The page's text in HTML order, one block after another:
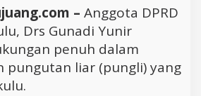
– Anggota DPRD
Drs Gunadi Yunir
penuh dalam
pungutan liar (pungli) yang